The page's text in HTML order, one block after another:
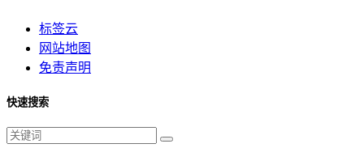
标签云
网站地图
免责声明
快速搜索